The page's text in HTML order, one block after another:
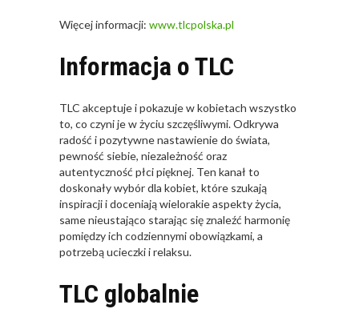
Więcej informacji: www.tlcpolska.pl
Informacja o TLC
TLC akceptuje i pokazuje w kobietach wszystko
to, co czyni je w życiu szczęśliwymi. Odkrywa
radość i pozytywne nastawienie do świata,
pewność siebie, niezależność oraz
autentyczność płci pięknej. Ten kanał to
doskonały wybór dla kobiet, które szukają
inspiracji i doceniają wielorakie aspekty życia,
same nieustająco starając się znaleźć harmonię
pomiędzy ich codziennymi obowiązkami, a
potrzebą ucieczki i relaksu.
TLC globalnie